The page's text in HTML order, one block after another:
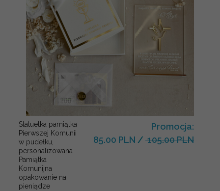
Statuetka pamiątka
Pierwszej Komunii
w pudełku,
personalizowana
Pamiątka
Komunijna
opakowanie na
pieniądze
Promocja:
85.00 PLN / 105.00 PLN